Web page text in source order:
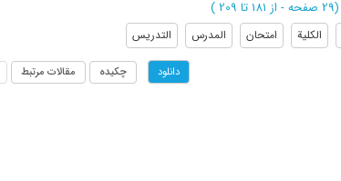
(‎29 صفحه - از 181 تا 209 )
الکلیة امتحان المدرس التدریس
دانلود چکیده مقالات مرتبط